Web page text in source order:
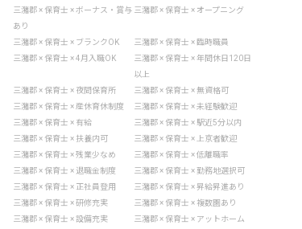
三潴郡 × 保育士 × ボーナス・賞与
あり
三潴郡 × 保育士 × オープニング
三潴郡 × 保育士 × ブランクOK
三潴郡 × 保育士 × 臨時職員
三潴郡 × 保育士 × 4月入職OK
三潴郡 × 保育士 × 年間休日120日
以上
三潴郡 × 保育士 × 夜間保育所
三潴郡 × 保育士 × 無資格可
三潴郡 × 保育士 × 産休育休制度
三潴郡 × 保育士 × 未経験歓迎
三潴郡 × 保育士 × 有給
三潴郡 × 保育士 × 駅近5分以内
三潴郡 × 保育士 × 扶養内可
三潴郡 × 保育士 × 上京者歓迎
三潴郡 × 保育士 × 残業少なめ
三潴郡 × 保育士 × 低離職率
三潴郡 × 保育士 × 退職金制度
三潴郡 × 保育士 × 勤務地選択可
三潴郡 × 保育士 × 正社員登用
三潴郡 × 保育士 × 昇給昇進あり
三潴郡 × 保育士 × 研修充実
三潴郡 × 保育士 × 複数園あり
三潴郡 × 保育士 × 設備充実
三潴郡 × 保育士 × アットホーム